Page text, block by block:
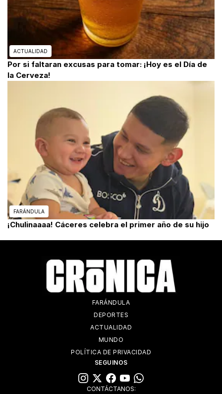
ACTUALIDAD
Por si faltaran excusas para tomar: ¡Hoy es el Día de
la Cerveza!
FARÁNDULA
¡Chulinaaaa! Cáceres celebra el primer año de su hijo
FARÁNDULA
DEPORTES
ACTUALIDAD
MUNDO
POLÍTICA DE PRIVACIDAD
SEGUINOS
CONTÁCTANOS: